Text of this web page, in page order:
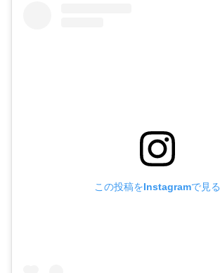
この投稿をInstagramで見る